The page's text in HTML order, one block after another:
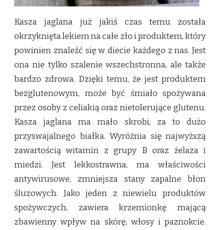
Kasza jaglana już jakiś czas temu została
okrzyknięta lekiem na całe zło i produktem, który
powinien znaleźć się w diecie każdego z nas. Jest
ona nie tylko szalenie wszechstronna, ale także
bardzo zdrowa. Dzięki temu, że jest produktem
bezglutenowym, może być śmiało spożywana
przez osoby z celiakią oraz nietolerujące glutenu.
Kasza jaglana ma mało skrobi, za to dużo
przyswajalnego białka. Wyróżnia się najwyższą
zawartością witamin z grupy B oraz żelaza i
miedzi. Jest lekkostrawna, ma właściwości
antywirusowe, zmniejsza stany zapalne błon
śluzowych. Jako jeden z niewielu produktów
spożywczych, zawiera krzemionkę mającą
zbawienny wpływ na skórę, włosy i paznokcie.